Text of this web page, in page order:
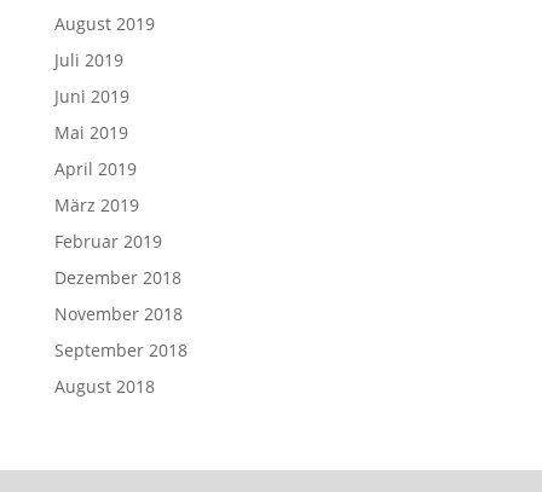
August 2019
Juli 2019
Juni 2019
Mai 2019
April 2019
März 2019
Februar 2019
Dezember 2018
November 2018
September 2018
August 2018